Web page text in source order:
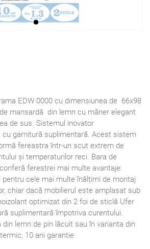
EDW 0000 cu dimensiunea de 66x98
mansardă din lemn cu mâner elegant
de sus. Sistemul inovator
garnitură suplimentară. Acest sistem
fereastra într-un scut extrem de
și temperaturilor reci. Bara de
ferestrei mai multe avantaje:
cele mai multe înălțimi de montaj
chiar dacă mobilierul este amplasat sub
optimizat din 2 foi de sticlă Ufer
suplimentară împotriva curentului.
din lemn de pin lăcuit sau în varianta din
10 ani garantie